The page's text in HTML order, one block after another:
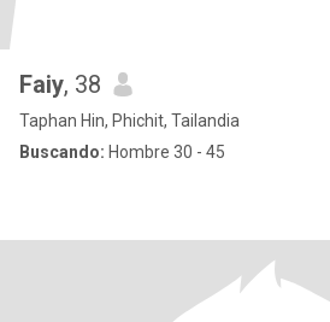
Faiy, 38
Taphan Hin, Phichit, Tailandia
Buscando: Hombre 30 - 45